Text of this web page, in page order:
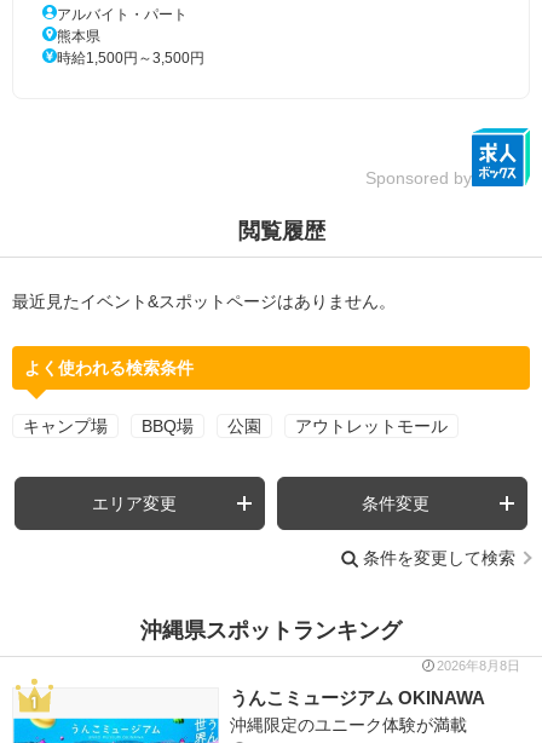
アルバイト・パート
熊本県
時給1,500円～3,500円
Sponsored by
閲覧履歴
最近見たイベント&スポットページはありません。
よく使われる検索条件
キャンプ場 BBQ場 公園 アウトレットモール
エリア変更 条件変更
条件を変更して検索
沖縄県スポットランキング
2026年8月8日
うんこミュージアム OKINAWA
沖縄限定のユニーク体験が満載